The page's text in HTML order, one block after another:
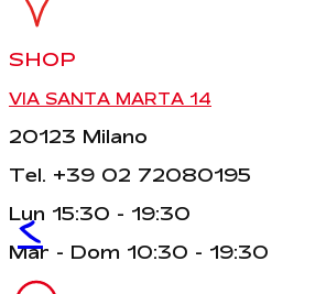
<
SHOP
VIA SANTA MARTA 14
20123 Milano
Tel. +39 02 72080195
Lun 15:30 - 19:30
Mar - Dom 10:30 - 19:30